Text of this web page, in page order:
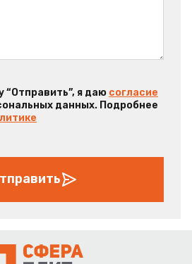
“Отправить”, я даю согласие
данных. Подробнее